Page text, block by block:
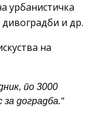
урбанистичка
дивоградби и др.
на
по 3000
доградба.“